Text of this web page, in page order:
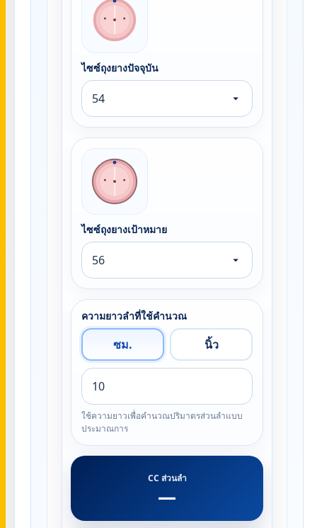
ไซซ์ถุงยางปัจจุบัน
ไซซ์ถุงยางเป้าหมาย
ความยาวลำที่ใช้คำนวณ
ซม. นิ้ว
ใช้ความยาวเพื่อคำนวณปริมาตรส่วนลำแบบ
ประมาณการ
CC ส่วนลำ
—